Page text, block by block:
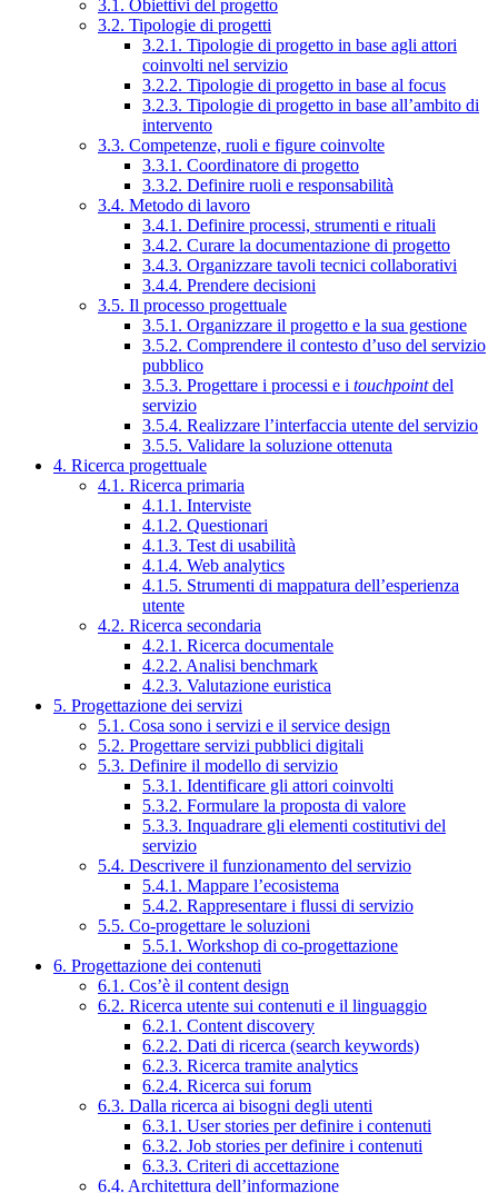
3.1. Obiettivi del progetto
3.2. Tipologie di progetti
3.2.1. Tipologie di progetto in base agli attori
coinvolti nel servizio
3.2.2. Tipologie di progetto in base al focus
3.2.3. Tipologie di progetto in base all’ambito di
intervento
3.3. Competenze, ruoli e figure coinvolte
3.3.1. Coordinatore di progetto
3.3.2. Definire ruoli e responsabilità
3.4. Metodo di lavoro
3.4.1. Definire processi, strumenti e rituali
3.4.2. Curare la documentazione di progetto
3.4.3. Organizzare tavoli tecnici collaborativi
3.4.4. Prendere decisioni
3.5. Il processo progettuale
3.5.1. Organizzare il progetto e la sua gestione
3.5.2. Comprendere il contesto d’uso del servizio
pubblico
3.5.3. Progettare i processi e i touchpointdel
servizio
3.5.4. Realizzare l’interfaccia utente del servizio
3.5.5. Validare la soluzione ottenuta
4. Ricerca progettuale
4.1. Ricerca primaria
4.1.1. Interviste
4.1.2. Questionari
4.1.3. Test di usabilità
4.1.4. Web analytics
4.1.5. Strumenti di mappatura dell’esperienza
utente
4.2. Ricerca secondaria
4.2.1. Ricerca documentale
4.2.2. Analisi benchmark
4.2.3. Valutazione euristica
5. Progettazione dei servizi
5.1. Cosa sono i servizi e il service design
5.2. Progettare servizi pubblici digitali
5.3. Definire il modello di servizio
5.3.1. Identificare gli attori coinvolti
5.3.2. Formulare la proposta di valore
5.3.3. Inquadrare gli elementi costitutivi del
servizio
5.4. Descrivere il funzionamento del servizio
5.4.1. Mappare l’ecosistema
5.4.2. Rappresentare i flussi di servizio
5.5. Co-progettare le soluzioni
5.5.1. Workshop di co-progettazione
6. Progettazione dei contenuti
6.1. Cos’è il content design
6.2. Ricerca utente sui contenuti e il linguaggio
6.2.1. Content discovery
6.2.2. Dati di ricerca (search keywords)
6.2.3. Ricerca tramite analytics
6.2.4. Ricerca sui forum
6.3. Dalla ricerca ai bisogni degli utenti
6.3.1. User stories per definire i contenuti
6.3.2. Job stories per definire i contenuti
6.3.3. Criteri di accettazione
6.4. Architettura dell’informazione